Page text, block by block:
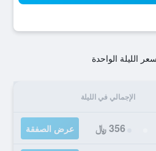
الليلة الواحدة
الإجمالي في الليلة
356 ﷼ عرض الصفقة